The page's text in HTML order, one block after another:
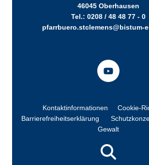
46045 Oberhausen
Tel.: 0208 / 48 48 77 - 0
pfarrbuero.stclemens@bistum-
Kontaktinformationen
Cookie-
Barrierefreiheitserklärung
Gewalt